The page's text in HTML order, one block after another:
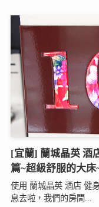
[宜蘭] 蘭城晶英 酒
篇~超級舒服的大床
使用 蘭城晶英 酒店 健
息去啦，我們的房間...